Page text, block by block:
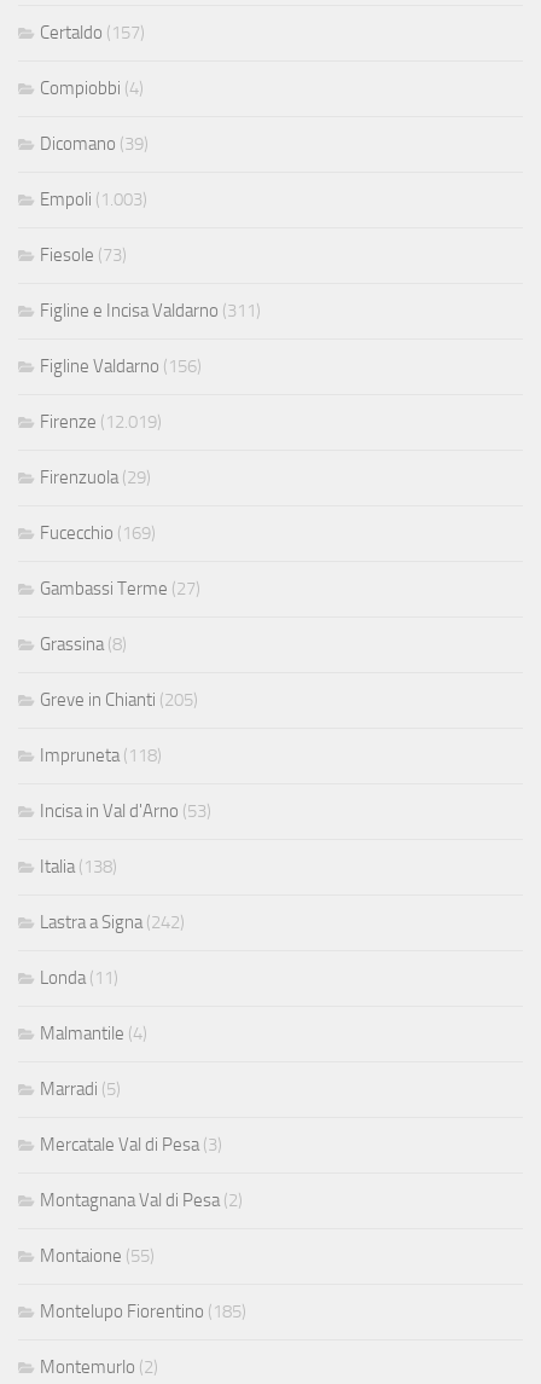
Certaldo (157)
Compiobbi (4)
Dicomano (39)
Empoli (1.003)
Fiesole (73)
Figline e Incisa Valdarno (311)
Figline Valdarno (156)
Firenze (12.019)
Firenzuola(29)
Fucecchio (169)
Gambassi Terme (27)
Grassina(8)
Greve in Chianti (205)
Impruneta(118)
Incisa in Val d'Arno (53)
Italia(138)
Lastra a Signa(242)
Londa(11)
Malmantile (4)
Marradi (5)
Mercatale Val di Pesa(3)
Montagnana Val di Pesa(2)
Montaione (55)
Montelupo Fiorentino (185)
Montemurlo (2)